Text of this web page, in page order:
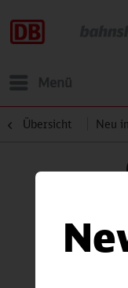
Menü
Übersicht Neu